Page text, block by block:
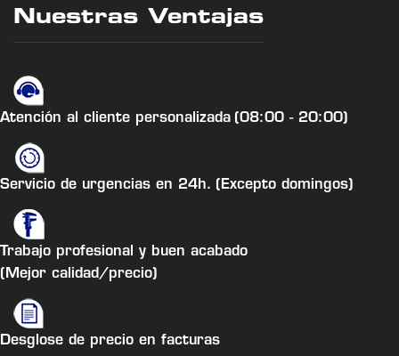
Nuestras Ventajas
Atención al cliente personalizada (08:00 - 20:00)
Servicio de urgencias en 24h. (Excepto domingos)
Trabajo profesional y buen acabado
(Mejor calidad/precio)
Desglose de precio en facturas